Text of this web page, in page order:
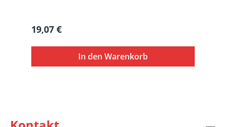
Regulärer Preis:
19,07 €
In den Warenkorb